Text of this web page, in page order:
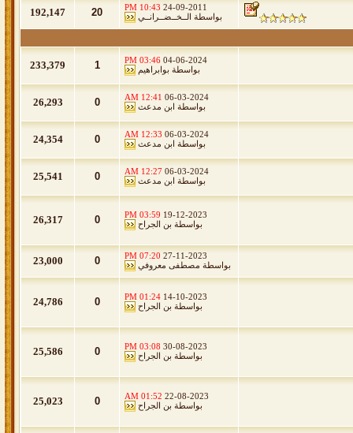
24-09-2011
10:43 PM
بواسطة الــخــضــرانــي 20
192,147
04-06-2024
03:46 PM
بواسطة بوابراهيم 1
233,379
06-03-2024
12:41 AM
بواسطة ابن مدعث 0
26,293
06-03-2024
12:33 AM
بواسطة ابن مدعث 0
24,354
06-03-2024
12:27 AM
بواسطة ابن مدعث 0
25,541
19-12-2023
03:59 PM
بواسطة بن الجراح 0
26,317
27-11-2023
07:20 PM
بواسطة مصطفى معروفي 0
23,000
14-10-2023
01:24 PM
بواسطة بن الجراح 0
24,786
30-08-2023
03:08 PM
بواسطة بن الجراح 0
25,586
22-08-2023
01:52 AM
بواسطة بن الجراح 0
25,023